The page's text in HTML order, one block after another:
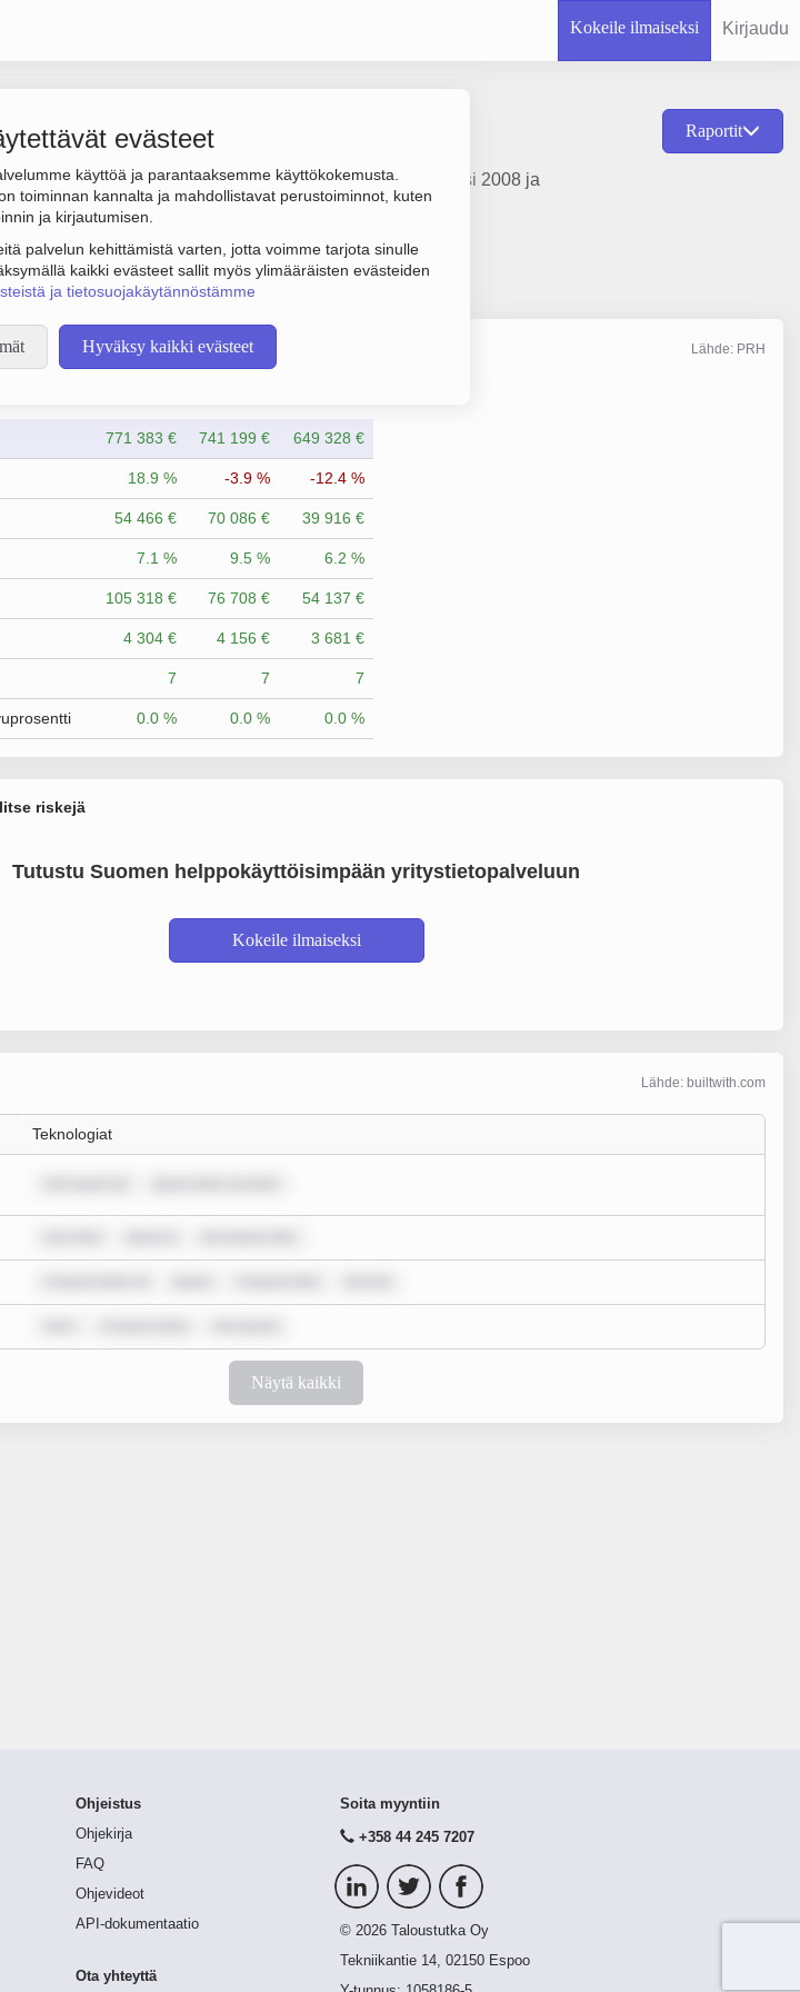
Kokeile ilmaiseksi Kirjaudu
evästeet
käyttöä ja parantaaksemme käyttökokemusta.
toiminnan kannalta ja mahdollistavat perustoiminnot, kuten
ja kirjautumisen.
palvelun kehittämistä varten, jotta voimme tarjota sinulle
kaikki evästeet sallit myös ylimääräisten evästeiden
ja tietosuojakäytännöstämme
Hyväksy kaikki evästeet
Raportit
7. Sen päätoimiala on Sähköasennus, perustamisvuosi 2008 ja
Lähde: PRH
771 383 € 741 199 € 649 328 €
18.9 % -3.9 % -12.4 %
54 466 € 70 086 € 39 916 €
7.1 % 9.5 % 6.2 %
105 318 € 76 708 € 54 137 €
4 304 € 4 156 € 3 681 €
7 7 7
0.0 % 0.0 % 0.0 %
riskejä
Tutustu Suomen helppokäyttöisimpään yritystietopalveluun
Kokeile ilmaiseksi
Lähde: builtwith.com
Teknologiat
Näytä kaikki
Ohjeistus
Ohjekirja
FAQ
Ohjevideot
API-dokumentaatio
Ota yhteyttä
Soita myyntiin
+358 44 245 7207
© 2026 Taloustutka Oy
Tekniikantie 14, 02150 Espoo